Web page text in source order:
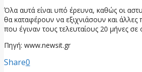
Όλα αυτά είναι υπό έρευνα, καθώς οι
θα καταφέρουν να εξιχνιάσουν και άλλες
που έγιναν τους τελευταίους 20 μήνες
Πηγή: www.newsit.gr
Share0